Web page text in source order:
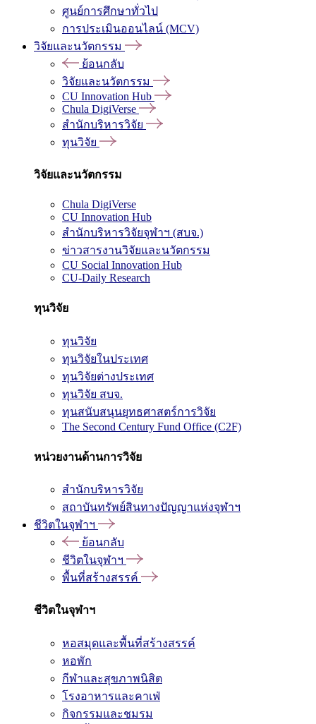
ศูนย์การศึกษาทั่วไป
การประเมินออนไลน์ (MCV)
วิจัยและนวัตกรรม
ย้อนกลับ
วิจัยและนวัตกรรม
CU Innovation Hub
Chula DigiVerse
สำนักบริหารวิจัย
ทุนวิจัย
วิจัยและนวัตกรรม
Chula DigiVerse
CU Innovation Hub
สำนักบริหารวิจัยจุฬาฯ (สบจ.)
ข่าวสารงานวิจัยและนวัตกรรม
CU Social Innovation Hub
CU-Daily Research
ทุนวิจัย
ทุนวิจัย
ทุนวิจัยในประเทศ
ทุนวิจัยต่างประเทศ
ทุนวิจัย สบจ.
ทุนสนับสนุนยุทธศาสตร์การวิจัย
The Second Century Fund Office (C2F)
หน่วยงานด้านการวิจัย
สำนักบริหารวิจัย
สถาบันทรัพย์สินทางปัญญาแห่งจุฬาฯ
ชีวิตในจุฬาฯ
ย้อนกลับ
ชีวิตในจุฬาฯ
พื้นที่สร้างสรรค์
ชีวิตในจุฬาฯ
หอสมุดและพื้นที่สร้างสรรค์
หอพัก
กีฬาและสุขภาพนิสิต
โรงอาหารและคาเฟ่
กิจกรรมและชมรม